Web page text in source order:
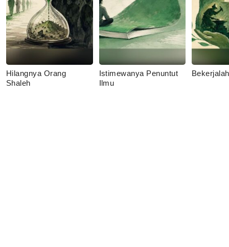
Hilangnya Orang
Shaleh
Istimewanya Penuntut
Ilmu
Bekerjalah